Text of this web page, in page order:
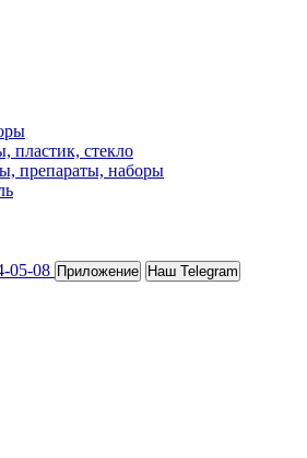
пластик, стекло
препараты, наборы
05-08 Приложение Наш Telegram